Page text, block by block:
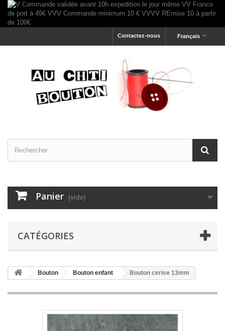
Français
Contactez-nous
Panier (vide)
CATÉGORIES
Bouton Bouton enfant Bouton cerise 13mm